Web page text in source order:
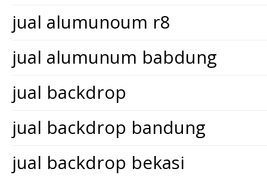
jual alumunoum r8
jual alumunum babdung
jual backdrop
jual backdrop bandung
jual backdrop bekasi